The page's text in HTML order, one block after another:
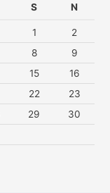
S N
1
2
8
9
15
16
22
23
29
30